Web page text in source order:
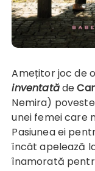
Amețitor joc de
inventatăde
Nemira)
unei femei care
Pasiunea ei
încât apelează
înamorată